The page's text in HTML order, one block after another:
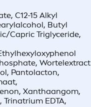
C12-15 Alkyl
Butyl
Capric Triglyceride,
Wortelextract
Pantolacton,
Xanthaangom,
EDTA,